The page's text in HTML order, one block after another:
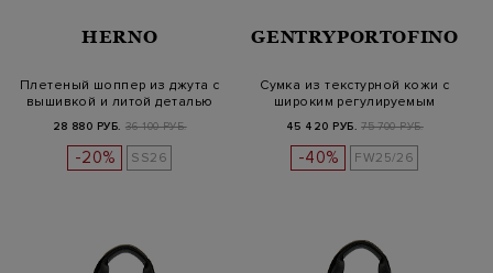
HERNO
Плетеный шоппер из джута с
вышивкой и литой деталью
28 880 РУБ. 36 100 РУБ.
-20% SS26
GENTRYPORTOFINO
Сумка из текстурной кожи с
широким регулируемым
45 420 РУБ. 75 700 РУБ.
-40% FW25/26